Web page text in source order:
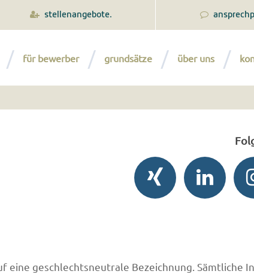
stellenangebote.
für bewerber grundsätze über uns
eine geschlechtsneutrale Bezeichnung. Sämtliche